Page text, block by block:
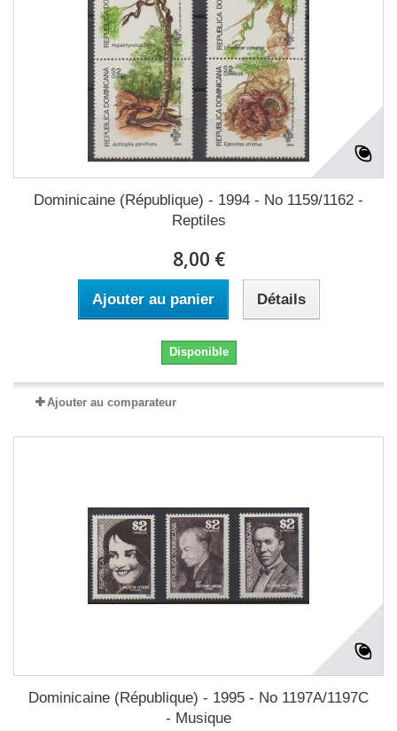
Dominicaine (République) - 1994 - No 1159/1162 -
Reptiles
8,00 €
Ajouter au panier Détails
Disponible
Ajouter au comparateur
Dominicaine (République) - 1995 - No 1197A/1197C
- Musique